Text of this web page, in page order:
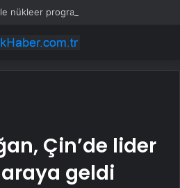
Çin’de lider
geldi